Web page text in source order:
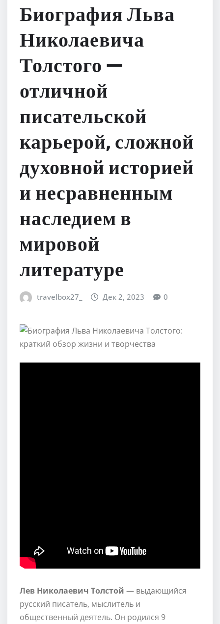
Биография Льва
Николаевича
Толстого —
отличной
писательской
карьерой, сложной
духовной историей
и несравненным
наследием в
мировой
литературе
travelbox27_ Дек 2, 2023 0
Лев Николаевич Толстой — выдающийся
русский писатель, мыслитель и
общественный деятель. Он родился 9